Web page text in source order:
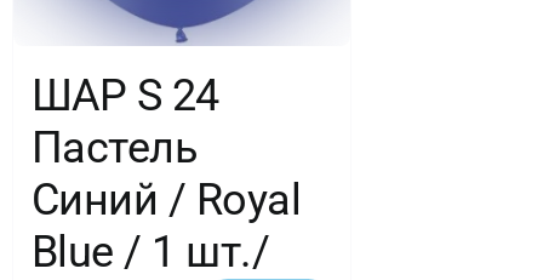
ШАР S 24
Пастель
Синий / Royal
Blue / 1 шт./